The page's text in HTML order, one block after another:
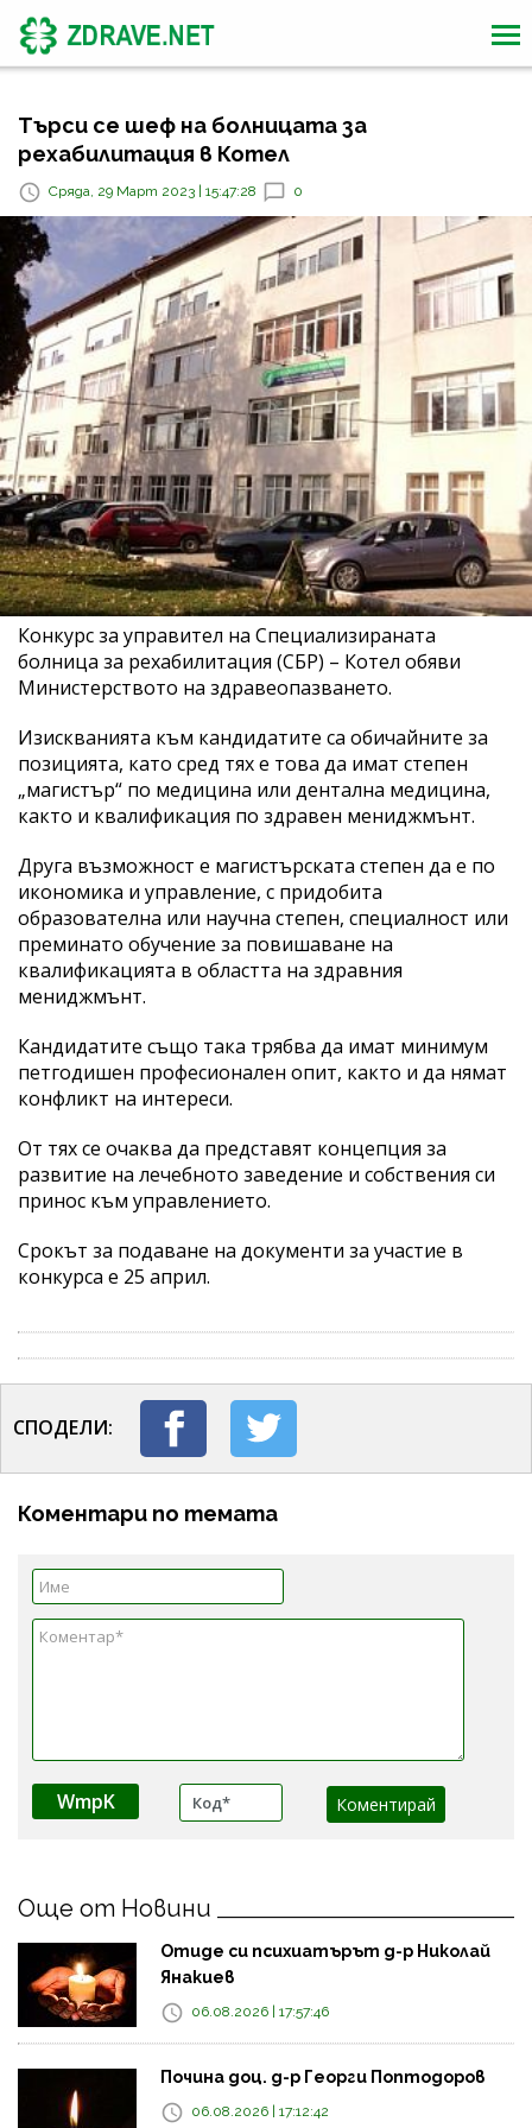
Търси се шеф на болницата за
рехабилитация в Котел
Сряда, 29 Март 2023 | 15:47:28 0
Конкурс за управител на Специализираната
болница за рехабилитация (СБР) – Котел обяви
Министерството на здравеопазването.
Изискванията към кандидатите са обичайните за
позицията, като сред тях е това да имат степен
„магистър“ по медицина или дентална медицина,
както и квалификация по здравен мениджмънт.
Друга възможност е магистърската степен да е по
икономика и управление, с придобита
образователна или научна степен, специалност или
преминато обучение за повишаване на
квалификацията в областта на здравния
мениджмънт.
Кандидатите също така трябва да имат минимум
петгодишен професионален опит, както и да нямат
конфликт на интереси.
От тях се очаква да представят концепция за
развитие на лечебното заведение и собствения си
принос към управлението.
Срокът за подаване на документи за участие в
конкурса е 25 април.
СПОДЕЛИ:
Коментари по темата
WmpK
Още от Новини
Отиде си психиатърът д-р Николай
Янакиев
06.08.2026 | 17:57:46
Почина доц. д-р Георги Поптодоров
06.08.2026 | 17:12:42